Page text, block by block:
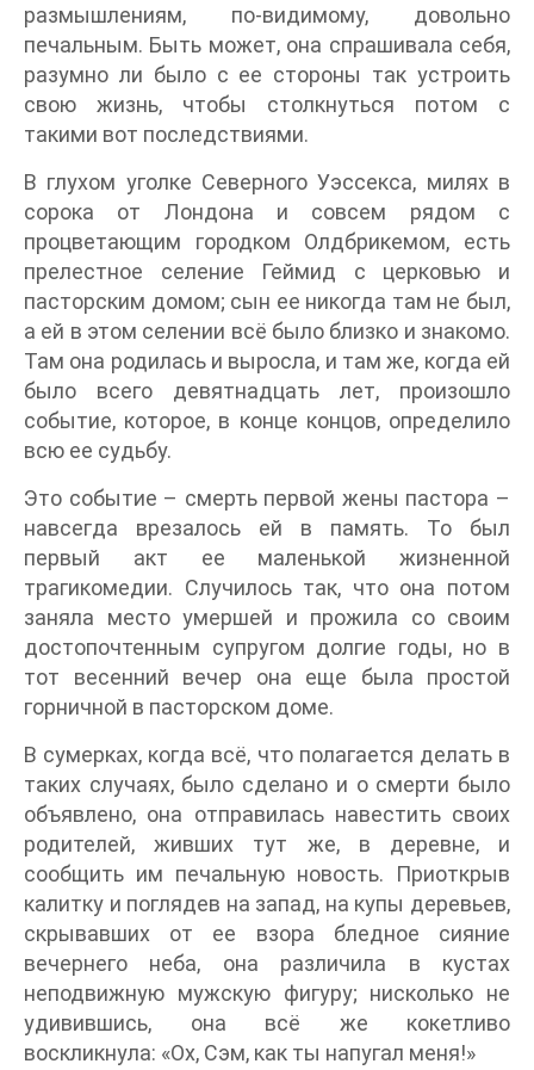
размышлениям, по-видимому, довольно
печальным. Быть может, она спрашивала себя,
разумно ли было с ее стороны так устроить
свою жизнь, чтобы столкнуться потом с
такими вот последствиями.
В глухом уголке Северного Уэссекса, милях в
сорока от Лондона и совсем рядом с
процветающим городком Олдбрикемом, есть
прелестное селение Геймид с церковью и
пасторским домом; сын ее никогда там не был,
а ей в этом селении всё было близко и знакомо.
Там она родилась и выросла, и там же, когда ей
было всего девятнадцать лет, произошло
событие, которое, в конце концов, определило
всю ее судьбу.
Это событие – смерть первой жены пастора –
навсегда врезалось ей в память. То был
первый акт ее маленькой жизненной
трагикомедии. Случилось так, что она потом
заняла место умершей и прожила со своим
достопочтенным супругом долгие годы, но в
тот весенний вечер она еще была простой
горничной в пасторском доме.
В сумерках, когда всё, что полагается делать в
таких случаях, было сделано и о смерти было
объявлено, она отправилась навестить своих
родителей, живших тут же, в деревне, и
сообщить им печальную новость. Приоткрыв
калитку и поглядев на запад, на купы деревьев,
скрывавших от ее взора бледное сияние
вечернего неба, она различила в кустах
неподвижную мужскую фигуру; нисколько не
удивившись, она всё же кокетливо
воскликнула: «Ох, Сэм, как ты напугал меня!»